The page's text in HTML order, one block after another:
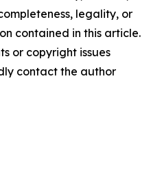
legality, or
contained in this article.
or copyright issues
contact the author